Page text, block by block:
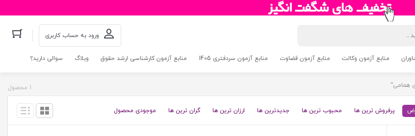
ورود به حساب کاربری
منابع آزمون وکالت منابع آزمون قضاوت منابع آزمون سردفتری 1405 منابع آزمون کارشناسی ارشد حقوق وبلاگ سوالی دارید؟
همامی” 1 محصول
پرفروش ترین ها محبوب ترین ها جدیدترین ها ارزان ترین ها گران ترین ها موجودی محصول